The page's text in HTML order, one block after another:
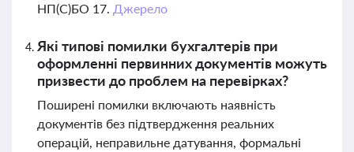
НП(С)БО 17. Джерело
Які типові помилки бухгалтерів при
оформленні первинних документів можуть
призвести до проблем на перевірках?
Поширені помилки включають наявність
документів без підтвердження реальних
операцій, неправильне датування, формальні